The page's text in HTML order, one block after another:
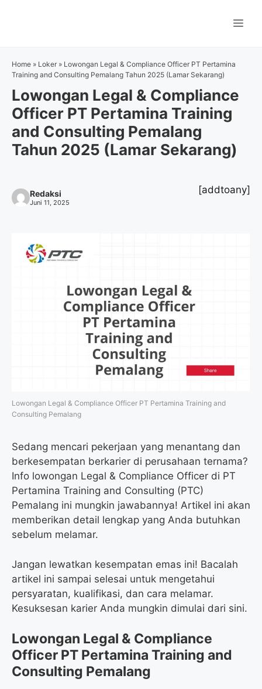
Home » Loker » Lowongan Legal & Compliance Officer PT Pertamina
Training and Consulting Pemalang Tahun 2025 (Lamar Sekarang)
Lowongan Legal & Compliance
Officer PT Pertamina Training
and Consulting Pemalang
Tahun 2025 (Lamar Sekarang)
Redaksi
Juni 11, 2025
[addtoany]
Lowongan Legal & Compliance Officer PT Pertamina Training and
Consulting Pemalang
Sedang mencari pekerjaan yang menantang dan
berkesempatan berkarier di perusahaan ternama?
Info lowongan Legal & Compliance Officer di PT
Pertamina Training and Consulting (PTC)
Pemalang ini mungkin jawabannya! Artikel ini akan
memberikan detail lengkap yang Anda butuhkan
sebelum melamar.
Jangan lewatkan kesempatan emas ini! Bacalah
artikel ini sampai selesai untuk mengetahui
persyaratan, kualifikasi, dan cara melamar.
Kesuksesan karier Anda mungkin dimulai dari sini.
Lowongan Legal & Compliance
Officer PT Pertamina Training and
Consulting Pemalang